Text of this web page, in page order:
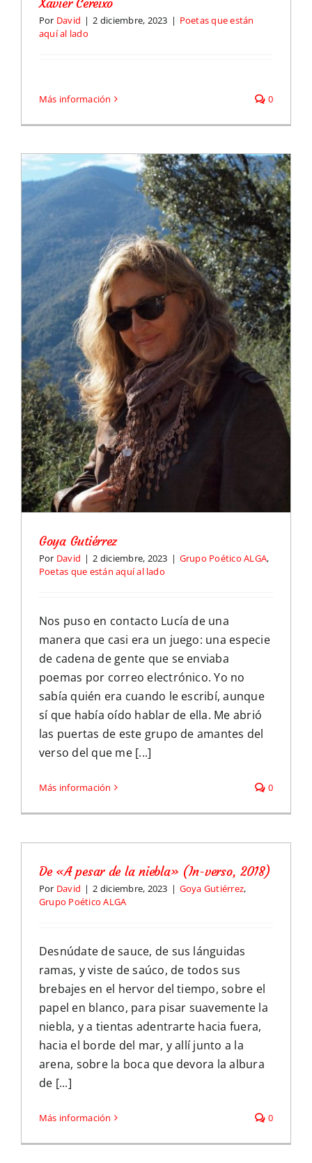
Por David | 2 diciembre, 2023 | Poetas que están
aquí al lado
Más información 0
Goya Gutiérrez
Por David | 2 diciembre, 2023 | Grupo Poético ALGA,
Poetas que están aquí al lado
Nos puso en contacto Lucía de una
manera que casi era un juego: una especie
de cadena de gente que se enviaba
poemas por correo electrónico. Yo no
sabía quién era cuando le escribí, aunque
sí que había oído hablar de ella. Me abrió
las puertas de este grupo de amantes del
verso del que me [...]
Más información 0
De «A pesar de la niebla» (In-verso, 2018)
Por David | 2 diciembre, 2023 | Goya Gutiérrez,
Grupo Poético ALGA
Desnúdate de sauce, de sus lánguidas
ramas, y viste de saúco, de todos sus
brebajes en el hervor del tiempo, sobre el
papel en blanco, para pisar suavemente la
niebla, y a tientas adentrarte hacia fuera,
hacia el borde del mar, y allí junto a la
arena, sobre la boca que devora la albura
de [...]
Más información 0